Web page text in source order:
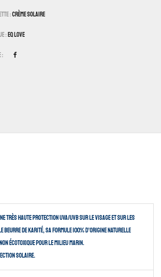
:Crème Solaire
: EQ Love
:
très haute protection UVA/UVB sur le visage et sur les
beurre de Karité, sa formule 100% d’origine naturelle
écotoxique pour le milieu marin.
solaire.